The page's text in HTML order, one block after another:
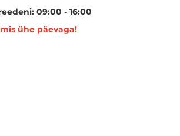
09:00 - 16:00
ühe päevaga!